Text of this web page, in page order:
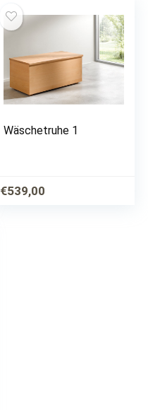
Wäschetruhe 1
€539,00